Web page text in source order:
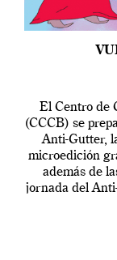
El Centro de
(CCCB) se
Anti-Gutter,
microedición
además de
jornada del